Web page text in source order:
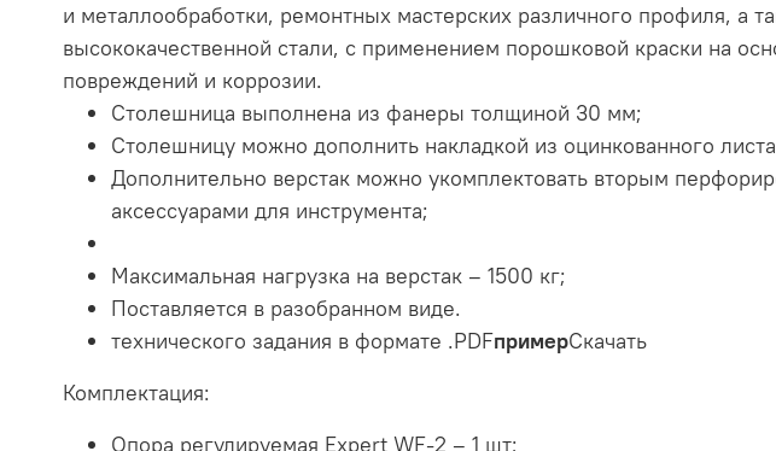
и металлообработки, ремонтных мастерских различного профиля, а
высококачественной стали, с применением порошковой краски на
повреждений и коррозии.
Столешница выполнена из фанеры толщиной 30 мм;
Столешницу можно дополнить накладкой из оцинкованного
Дополнительно верстак можно укомплектовать вторым
аксессуарами для инструмента;
Максимальная нагрузка на верстак – 1500 кг;
Поставляется в разобранном виде.
технического задания в формате .PDFпримерСкачать
Комплектация:
Опора регулируемая Expert WF-2 – 1 шт;